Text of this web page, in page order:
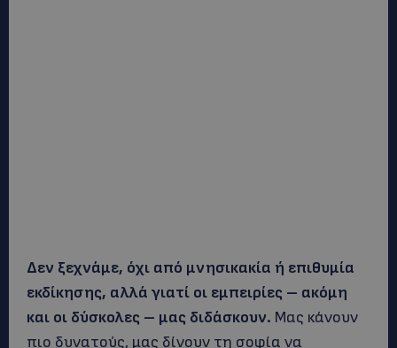
Δεν ξεχνάμε, όχι από μνησικακία ή επιθυμία
εκδίκησης, αλλά γιατί οι εμπειρίες – ακόμη
και οι δύσκολες – μας διδάσκουν. Μας κάνουν
πιο δυνατούς, μας δίνουν τη σοφία να